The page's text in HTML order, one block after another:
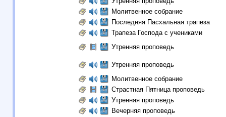
Молитвенное собрание
Последняя Пасхальная трапеза
Трапеза Господа с учениками
Утренняя проповедь
Утренняя проповедь
Молитвенное собрание
Страстная Пятница проповедь
Утренняя проповедь
Вечерняя проповедь